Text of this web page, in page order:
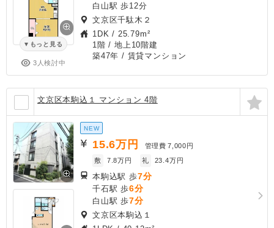
もっと見る
3人検討中
白山駅 歩12分
文京区千駄木２
1DK / 25.79m²
1階 / 地上10階建
築47年 / 賃貸マンション
文京区本駒込１ マンション 4階
NEW
15.6万円 管理費 7,000円
敷
7.8万円 礼 23.4万円
本駒込駅 歩7分
千石駅 歩6分
白山駅 歩7分
文京区本駒込１